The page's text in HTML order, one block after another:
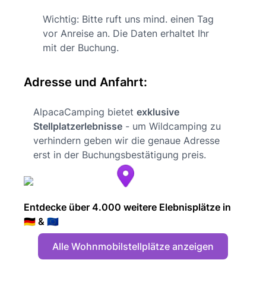
Wichtig: Bitte ruft uns mind. einen Tag
vor Anreise an. Die Daten erhaltet Ihr
mit der Buchung.
Adresse und Anfahrt:
AlpacaCamping bietet exklusive
Stellplatzerlebnisse - um Wildcamping zu
verhindern geben wir die genaue Adresse
erst in der Buchungsbestätigung preis.
Entdecke über 4.000 weitere Elebnisplätze in
🇩🇪 & 🇪🇺
Alle Wohnmobilstellplätze anzeigen